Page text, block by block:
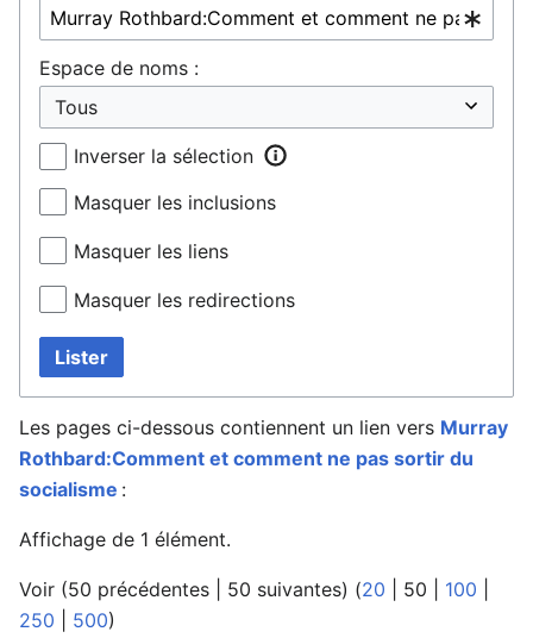
Espace de noms :
Inverser la sélection
Masquer les inclusions
Masquer les liens
Masquer les redirections
Lister
Les pages ci-dessous contiennent un lien vers Murray
Rothbard:Comment et comment ne pas sortir du
socialisme :
Affichage de 1 élément.
Voir (50 précédentes 50 suivantes) (20 50 100
250
500)